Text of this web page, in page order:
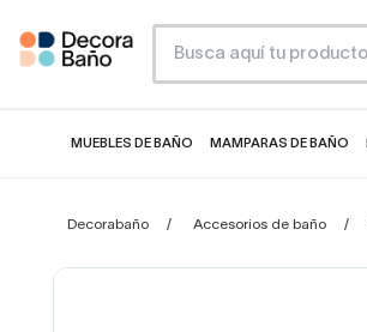
MUEBLES DE BAÑO MAMPARAS DE BAÑO
Decorabaño Accesorios de baño